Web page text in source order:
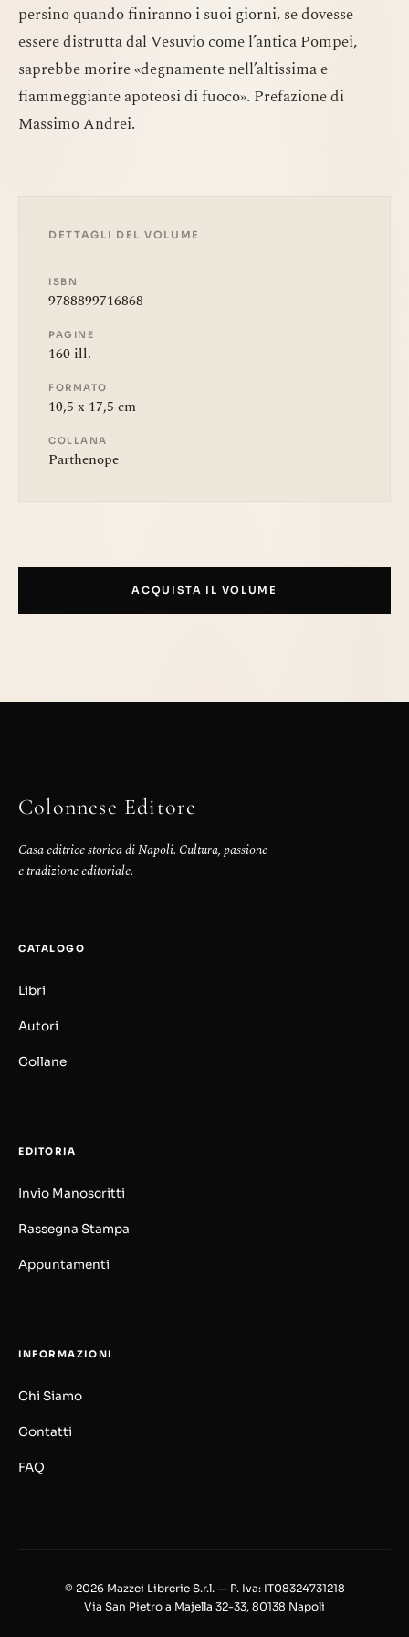
persino quando finiranno i suoi giorni, se dovesse
essere distrutta dal Vesuvio come l’antica Pompei,
saprebbe morire «degnamente nell’altissima e
fiammeggiante apoteosi di fuoco». Prefazione di
Massimo Andrei.
DETTAGLI DEL VOLUME
ISBN
9788899716868
PAGINE
160 ill.
FORMATO
10,5 x 17,5 cm
COLLANA
Parthenope
ACQUISTA IL VOLUME
Colonnese Editore
Casa editrice storica di Napoli. Cultura, passione
e tradizione editoriale.
CATALOGO
Libri
Autori
Collane
EDITORIA
Invio Manoscritti
Rassegna Stampa
Appuntamenti
INFORMAZIONI
Chi Siamo
Contatti
FAQ
© 2026 Mazzei Librerie S.r.l. — P. Iva: IT08324731218
Via San Pietro a Majella 32-33, 80138 Napoli